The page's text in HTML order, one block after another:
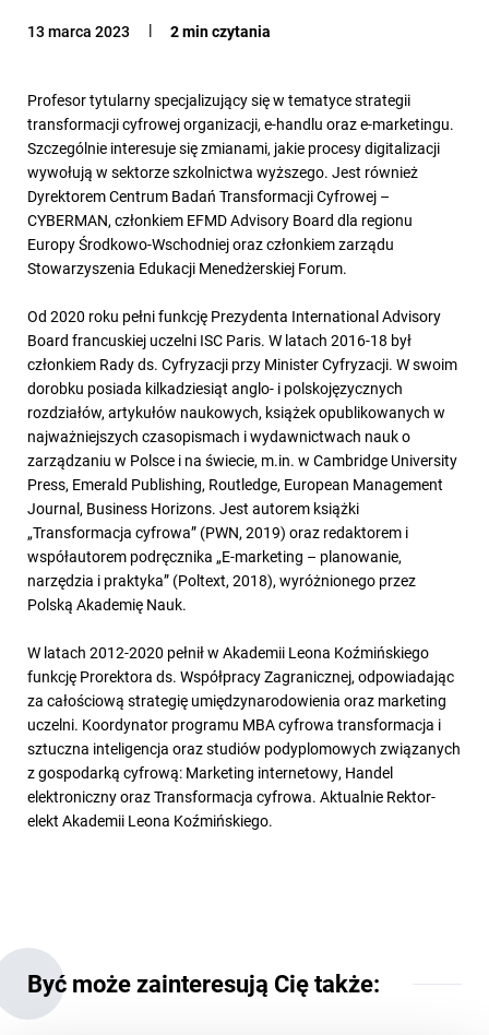
13 marca 2023 2 min czytania
Profesor tytularny specjalizujący się w tematyce strategii
transformacji cyfrowej organizacji, e-handlu oraz e-marketingu.
Szczególnie interesuje się zmianami, jakie procesy digitalizacji
wywołują w sektorze szkolnictwa wyższego. Jest również
Dyrektorem Centrum Badań Transformacji Cyfrowej –
CYBERMAN, członkiem EFMD Advisory Board dla regionu
Europy Środkowo-Wschodniej oraz członkiem zarządu
Stowarzyszenia Edukacji Menedżerskiej Forum.
Od 2020 roku pełni funkcję Prezydenta International Advisory
Board francuskiej uczelni ISC Paris. W latach 2016-18 był
członkiem Rady ds. Cyfryzacji przy Minister Cyfryzacji. W swoim
dorobku posiada kilkadziesiąt anglo- i polskojęzycznych
rozdziałów, artykułów naukowych, książek opublikowanych w
najważniejszych czasopismach i wydawnictwach nauk o
zarządzaniu w Polsce i na świecie, m.in. w Cambridge University
Press, Emerald Publishing, Routledge, European Management
Journal, Business Horizons. Jest autorem książki
„Transformacja cyfrowa” (PWN, 2019) oraz redaktorem i
współautorem podręcznika „E-marketing – planowanie,
narzędzia i praktyka” (Poltext, 2018), wyróżnionego przez
Polską Akademię Nauk.
W latach 2012-2020 pełnił w Akademii Leona Koźmińskiego
funkcję Prorektora ds. Współpracy Zagranicznej, odpowiadając
za całościową strategię umiędzynarodowienia oraz marketing
uczelni. Koordynator programu MBA cyfrowa transformacja i
sztuczna inteligencja oraz studiów podyplomowych związanych
z gospodarką cyfrową: Marketing internetowy, Handel
elektroniczny oraz Transformacja cyfrowa. Aktualnie Rektor-
elekt Akademii Leona Koźmińskiego.
Być może zainteresują Cię także: